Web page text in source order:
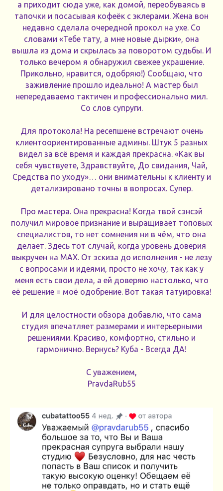
а приходит сюда уже, как домой, переобуваясь в
тапочки и посасывая кофеёк с эклерами. Жена вон
недавно сделала очередной прокол на ухе. Со
словами «Тебе тату, а мне новые дырки», она
вышла из дома и скрылась за поворотом судьбы. И
только вечером я обнаружил свежее украшение.
Прикольно, нравится, одобряю!) Сообщаю, что
заживление прошло идеально! А мастер был
непередаваемо тактичен и профессионально мил.
Со слов супруги.
Для протокола! На ресепшене встречают очень
клиентоориентированные админы. Штук 5 разных
видел за всё время и каждая прекрасна. «Как вы
себя чувствуете, Здравствуйте, До свидания, Чай,
Средства по уходу»… они внимательны к клиенту и
детализировано точны в вопросах. Супер.
Про мастера. Она прекрасна! Когда твой сэнсэй
получил мировое признание и выращивает топовых
специалистов, то нет сомнения ни в чём, что она
делает. Здесь тот случай, когда уровень доверия
выкручен на MAX. От эскиза до исполнения - не лезу
с вопросами и идеями, просто не хочу, так как у
меня есть свои дела, а ей доверяю настолько, что
её решение = моё одобрение. Вот такая татуировка!
И для целостности обзора добавлю, что сама
студия впечатляет размерами и интерьерными
решениями. Красиво, комфортно, стильно и
гармонично. Вернусь? Куба - Всегда ДА!
С уважением,
PravdaRub55